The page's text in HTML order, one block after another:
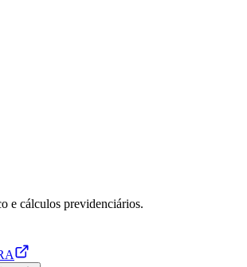
e cálculos previdenciários.